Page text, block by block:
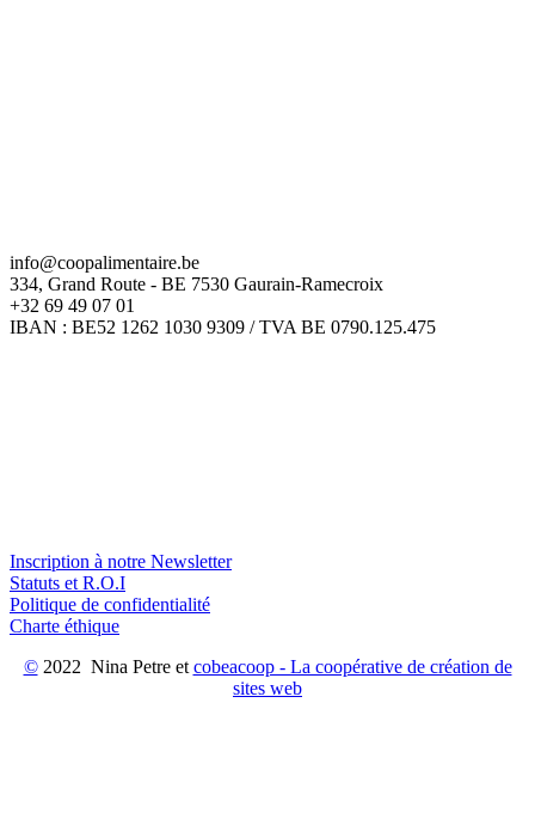
info@coopalimentaire.be
334, Grand Route - BE 7530 Gaurain-Ramecroix
+32 69 49 07 01
IBAN : BE52 1262 1030 9309 / TVA BE 0790.125.475
Inscription à notre Newsletter
Statuts et R.O.I
Politique de confidentialité
Charte éthique
©2022 Nina Petre et cobeacoop - La coopérative de création de
sites web